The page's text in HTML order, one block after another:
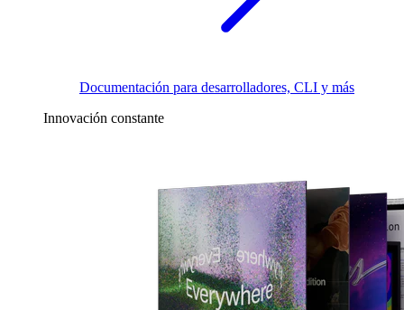
Documentación para desarrolladores, CLI y más
Innovación constante